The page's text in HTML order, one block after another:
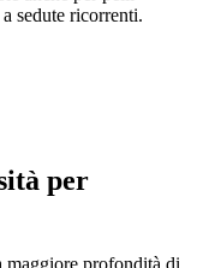
sedute ricorrenti.
per